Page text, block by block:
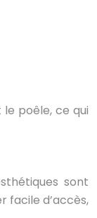
poêle, ce qui
sont
facile d’accès,